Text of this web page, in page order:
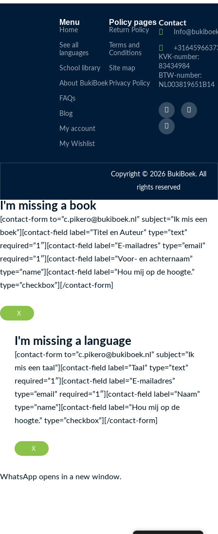
Menu
Home
See all
languages
School library
About BukiBoek
FAQs
Blog
My account
My Wishlist
Policy pages
Return Policy
Terms and
Conditions
Site map
Privacy Policy
Contact
KVK-number:
83434984
BTW-number:
NL003819651B14
F
a
c
e
b
f
n
s
m
L
i
n
k
e
Copyright © 2026 BukiBoek. All
rights reserved
I'm missing a book
[contact-form to=”c.pikero@bukiboek.nl” subject=”Ik mis een
boek”][contact-field label=”Titel en Auteur” type=”text”
required=”1″][contact-field label=”E-mailadres” type=”email”
required=”1″][contact-field label=”Voor- en achternaam”
type=”name”][contact-field label=”Hou mij op de hoogte.”
type=”checkbox”][/contact-form]
X
I'm missing a language
[contact-form to=”c.pikero@bukiboek.nl” subject=”Ik
mis een taal”][contact-field label=”Taal” type=”text”
required=”1″][contact-field label=”E-mailadres”
type=”email” required=”1″][contact-field label=”Naam”
type=”name”][contact-field label=”Hou mij op de
hoogte.” type=”checkbox”][/contact-form]
X
WhatsApp opens in a new window.